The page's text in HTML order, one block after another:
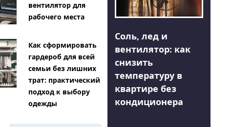
вентилятор для
рабочего места
Как сформировать
гардероб для всей
семьи без лишних
трат: практический
подход к выбору
одежды
Соль, лед и
вентилятор: как
снизить
температуру в
квартире без
кондиционера